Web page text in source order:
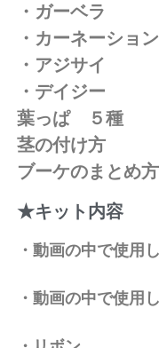
・ガーベラ
・カーネーション
・アジサイ
・デイジー
葉っぱ ５種
茎の付け方
ブーケのまとめ方
★キット内容
・動画の中で使用
・動画の中で使用